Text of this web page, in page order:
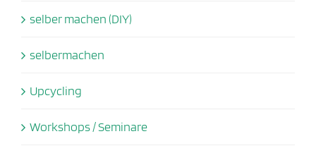
selber machen (DIY)
selbermachen
Upcycling
Workshops / Seminare